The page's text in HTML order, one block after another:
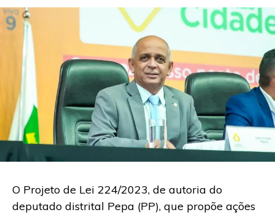
O Projeto de Lei 224/2023, de autoria do
deputado distrital Pepa (PP), que propõe ações